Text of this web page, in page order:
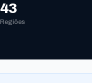
43
Regiões